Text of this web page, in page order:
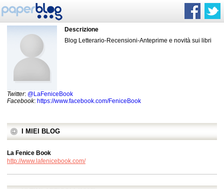
Descrizione
Blog Letterario-Recensioni-Anteprime e novità sui libri
Twitter: @LaFeniceBook
Facebook: https://www.facebook.com/FeniceBook
I MIEI BLOG
La Fenice Book
http://www.lafenicebook.com/